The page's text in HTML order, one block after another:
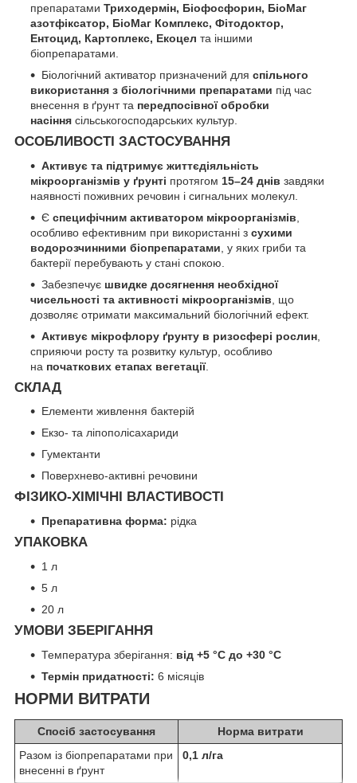
препаратами Триходермін, Біофосфорин, БіоМаг
азотфіксатор, БіоМаг Комплекс, Фітодоктор,
Ентоцид, Картоплекс, Екоцел та іншими
біопрепаратами.
Біологічний активатор призначений для спільного
використання з біологічними препаратами під час
внесення в ґрунт та передпосівної обробки
насіння сільськогосподарських культур.
ОСОБЛИВОСТІ ЗАСТОСУВАННЯ
Активує та підтримує життєдіяльність
мікроорганізмів у ґрунті протягом 15–24 днів завдяки
наявності поживних речовин і сигнальних молекул.
Є специфічним активатором мікроорганізмів
особливо ефективним при використанні з сухими
водорозчинними біопрепаратами , у яких гриби та
бактерії перебувають у стані спокою.
Забезпечує швидке досягнення необхідної
чисельності та активності мікроорганізмів , що
дозволяє отримати максимальний біологічний ефект.
Активує мікрофлору ґрунту в ризосфері рослин
сприяючи росту та розвитку культур, особливо
на початкових етапах вегетації.
СКЛАД
Елементи живлення бактерій
Екзо- та ліпополісахариди
Гумектанти
Поверхнево-активні речовини
ФІЗИКО-ХІМІЧНІ ВЛАСТИВОСТІ
Препаративна форма: рідка
УПАКОВКА
1 л
5 л
20 л
УМОВИ ЗБЕРІГАННЯ
Температура зберігання: від +5 °C до +30 °C
Термін придатності: 6 місяців
НОРМИ ВИТРАТИ
Спосіб застосування
Норма витрати
Разом із біопрепаратами при
внесенні в ґрунт
0,1 л/га